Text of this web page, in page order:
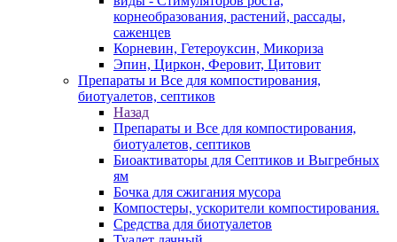
корнеобразования, растений, рассады,
саженцев
Корневин, Гетероуксин, Микориза
Эпин, Циркон, Феровит, Цитовит
Препараты и Все для компостирования,
биотуалетов, септиков
Назад
Препараты и Все для компостирования,
биотуалетов, септиков
Биоактиваторы для Септиков и Выгребных
ям
Бочка для сжигания мусора
Компостеры, ускорители компостирования.
Средства для биотуалетов